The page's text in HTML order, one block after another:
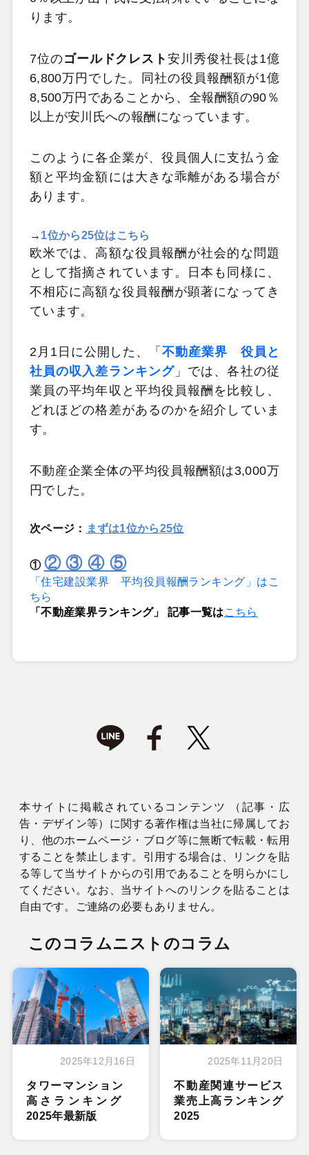
ります。
7位のゴールドクレスト安川秀俊社長は1億
6,800万円でした。同社の役員報酬額が1億
8,500万円であることから、全報酬額の90％
以上が安川氏への報酬になっています。
このように各企業が、役員個人に支払う金
額と平均金額には大きな乖離がある場合が
あります。
→ 1位から25位はこちら
欧米では、高額な役員報酬が社会的な問題
として指摘されています。日本も同様に、
不相応に高額な役員報酬が顕著になってき
ています。
2月1日に公開した、「不動産業界 役員と
社員の収入差ランキング 」では、各社の従
業員の平均年収と平均役員報酬を比較し、
どれほどの格差があるのかを紹介していま
す。
不動産企業全体の平均役員報酬額は3,000万
円でした。
次ページ： まずは1位から25位
① ② ③ ④ ⑤
「住宅建設業界 平均役員報酬ランキング」はこ
ちら
「不動産業界ランキング」 記事一覧はこちら
本サイトに掲載されているコンテンツ （記事・広
告・デザイン等）に関する著作権は当社に帰属してお
り、他のホームページ・ブログ等に無断で転載・転用
することを禁止します。引用する場合は、リンクを貼
る等して当サイトからの引用であることを明らかにし
てください。なお、当サイトへのリンクを貼ることは
自由です。ご連絡の必要もありません。
このコラムニストのコラム
2025年12月16日
タワーマンション
高さランキング
2025年最新版
2025年11月20日
不動産関連サービス
業売上高ランキング
2025